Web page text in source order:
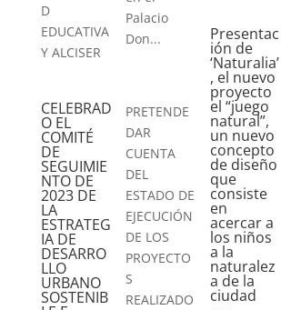
D
EDUCATIVA
Y ALCISER
Palacio
Don...
CELEBRAD
O EL
COMITÉ
DE
SEGUIMIE
NTO DE
2023 DE
LA
ESTRATEG
IA DE
DESARRO
LLO
URBANO
SOSTENIB
PRETENDE
DAR
CUENTA
DEL
ESTADO DE
EJECUCIÓN
DE LOS
PROYECTO
S
REALIZADO
Presentac
ión de
‘Naturalia’
, el nuevo
proyecto
el “juego
natural”,
un nuevo
concepto
de diseño
que
consiste
en
acercar a
los niños
a la
naturalez
a de la
ciudad